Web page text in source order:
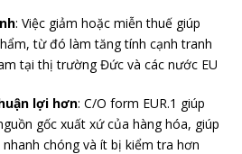
: Việc giảm hoặc miễn thuế giúp
từ đó làm tăng tính cạnh tranh
tại thị trường Đức và các nước EU
lợi hơn: C/O form EUR.1 giúp
gốc xuất xứ của hàng hóa, giúp
chóng và ít bị kiểm tra hơn